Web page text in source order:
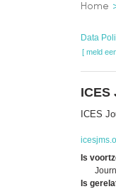
Home
Data
[ meld
ICES
ICES
Is
Is